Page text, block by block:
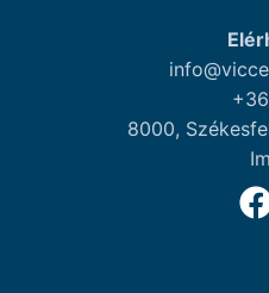
8000,